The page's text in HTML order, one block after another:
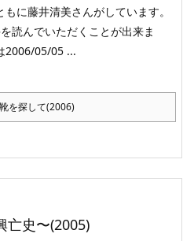
もに藤井清美さんがしています。
読んでいただくことが出来ま
2006/05/05 ...
靴を探して(2006)
亡史〜(2005)